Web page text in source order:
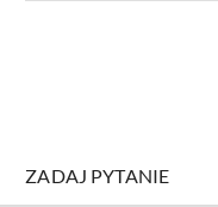
ZADAJ PYTANIE